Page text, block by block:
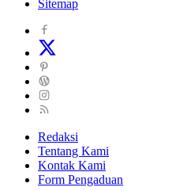
Sitemap
Redaksi
Tentang Kami
Kontak Kami
Form Pengaduan